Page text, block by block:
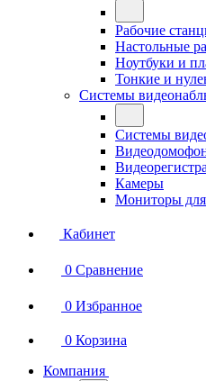
Рабочие
Настольные
Ноутбуки и
Тонкие и
Системы
Системы
Камеры
Мониторы
Кабинет
0 Сравнение
0 Избранное
0 Корзина
Компания